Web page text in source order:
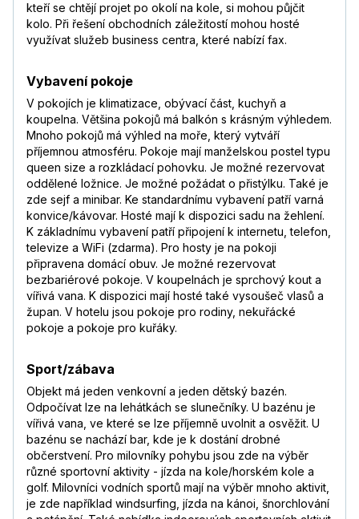
kteří se chtějí projet po okolí na kole, si mohou půjčit
kolo. Při řešení obchodních záležitostí mohou hosté
využívat služeb business centra, které nabízí fax.
Vybavení pokoje
V pokojích je klimatizace, obývací část, kuchyň a
koupelna. Většina pokojů má balkón s krásným výhledem.
Mnoho pokojů má výhled na moře, který vytváří
příjemnou atmosféru. Pokoje mají manželskou postel typu
queen size a rozkládací pohovku. Je možné rezervovat
oddělené ložnice. Je možné požádat o přistýlku. Také je
zde sejf a minibar. Ke standardnímu vybavení patří varná
konvice/kávovar. Hosté mají k dispozici sadu na žehlení.
K základnímu vybavení patří připojení k internetu, telefon,
televize a WiFi (zdarma). Pro hosty je na pokoji
připravena domácí obuv. Je možné rezervovat
bezbariérové pokoje. V koupelnách je sprchový kout a
vířivá vana. K dispozici mají hosté také vysoušeč vlasů a
župan. V hotelu jsou pokoje pro rodiny, nekuřácké
pokoje a pokoje pro kuřáky.
Sport/zábava
Objekt má jeden venkovní a jeden dětský bazén.
Odpočívat lze na lehátkách se slunečníky. U bazénu je
vířivá vana, ve které se lze příjemně uvolnit a osvěžit. U
bazénu se nachází bar, kde je k dostání drobné
občerstvení. Pro milovníky pohybu jsou zde na výběr
různé sportovní aktivity - jízda na kole/horském kole a
golf. Milovníci vodních sportů mají na výběr mnoho aktivit,
je zde například windsurfing, jízda na kánoi, šnorchlování